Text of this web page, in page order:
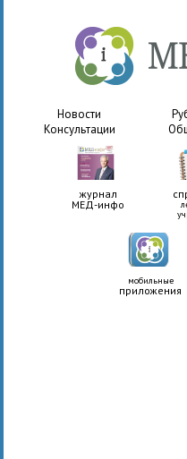
Новости
Консультации
журнал
МЕД-инфо
мобильные
приложения